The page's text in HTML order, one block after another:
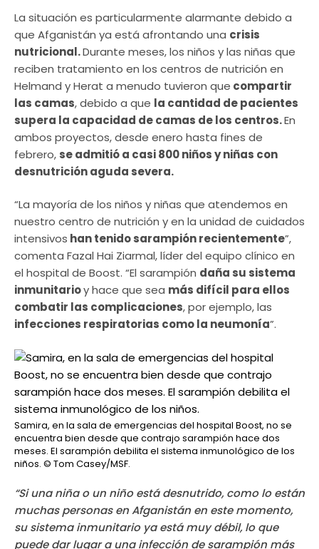
La situación es particularmente alarmante debido a
que Afganistán ya está afrontando una crisis
nutricional.Durante meses, los niños y las niñas que
reciben tratamiento en los centros de nutrición en
Helmand y Herat a menudo tuvieron que compartir
las camas, debido a que la cantidad de pacientes
supera la capacidad de camas de los centros.En
ambos proyectos, desde enero hasta fines de
febrero, se admitió a casi 800 niños y niñas con
desnutrición aguda severa.
“La mayoría de los niños y niñas que atendemos en
nuestro centro de nutrición y en la unidad de cuidados
intensivos han tenido sarampión recientemente”,
comenta Fazal Hai Ziarmal, líder del equipo clínico en
el hospital de Boost. “El sarampión daña su sistema
inmunitarioy hace que sea más difícil para ellos
combatir las complicaciones, por ejemplo, las
infecciones respiratorias como la neumonía”.
Samira, en la sala de emergencias del hospital Boost, no se
encuentra bien desde que contrajo sarampión hace dos
meses. El sarampión debilita el sistema inmunológico de los
niños. © Tom Casey/MSF.
“Si una niña o un niño está desnutrido, como lo están
muchas personas en Afganistán en este momento,
su sistema inmunitario ya está muy débil, lo que
puede dar lugar a una infección de sarampión más